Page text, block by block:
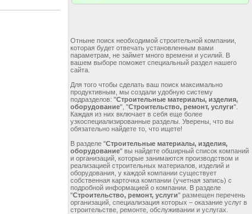
Отныне поиск необходимой строительной компании,
которая будет отвечать установленным вами
параметрам, не займет много времени и усилий. В
вашем выборе поможет специальный раздел нашего
сайта.
Для того чтобы сделать ваш поиск максимально
продуктивным, мы создали удобную систему
подразделов: "Строительные материалы, изделия,
оборудование", "Строительство, ремонт, услуги".
Каждая из них включает в себя еще более
узкоспециализированные разделы. Уверены, что вы
обязательно найдете то, что ищете!
В разделе "Строительные материалы, изделия,
оборудование" вы найдете обширный список компаний
и организаций, которые занимаются производством и
реализацией строительных материалов, изделий и
оборудования, у каждой компании существует
собственная карточка компании (учетная запись) с
подробной информацией о компании. В разделе
"Строительство, ремонт, услуги" размещен перечень
организаций, специализация которых – оказание услуг в
строительстве, ремонте, обслуживании и услугах.